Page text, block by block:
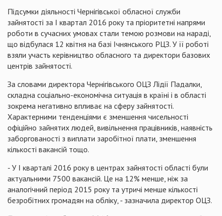
Підсумки діяльності Чернігівської обласної служби
зайнятості за I квартал 2016 року та пріоритетні напрями
роботи в сучасних умовах стали темою розмови на нараді,
що відбулася 12 квітня на базі Ічнянського РЦЗ. У її роботі
взяли участь керівництво обласного та директори базових
центрів зайнятості.
За словами директора Чернігівського ОЦЗ Лідії Падалки,
складна соціально-економічна ситуація в країні і в області
зокрема негативно впливає на сферу зайнятості.
Характерними тенденціями є зменшення чисельності
офіційно зайнятих людей, вивільнення працівників, наявність
заборгованості з виплати заробітної плати, зменшення
кількості вакансій тощо.
- У І кварталі 2016 року в центрах зайнятості області були
актуальними 7500 вакансій. Це на 12% менше, ніж за
аналогічний період 2015 року та утричі менше кількості
безробітних громадян на обліку, - зазначила директор ОЦЗ.